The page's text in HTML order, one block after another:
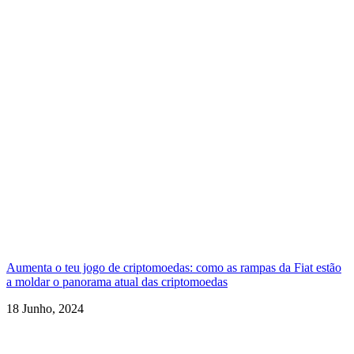
Aumenta o teu jogo de criptomoedas: como as rampas da Fiat estão
a moldar o panorama atual das criptomoedas
18 Junho, 2024